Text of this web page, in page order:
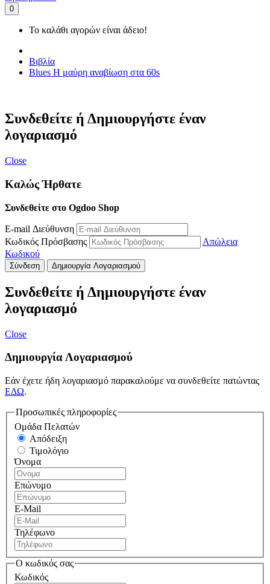
0
Το καλάθι αγορών είναι άδειο!
Βιβλία
Blues Η μαύρη αναβίωση στα 60s
Συνδεθείτε ή Δημιουργήστε έναν
λογαριασμό
Close
Καλώς Ήρθατε
Συνδεθείτε στο Ogdoo Shop
E-mail Διεύθυνση
Κωδικός Πρόσβασης
Απώλεια
Κωδικού
Σύνδεση Δημιουργία Λογαριασμού
Συνδεθείτε ή Δημιουργήστε έναν
λογαριασμό
Close
Δημιουργία Λογαριασμού
Εάν έχετε ήδη λογαριασμό παρακαλούμε να συνδεθείτε πατώντας
ΕΔΩ.
Προσωπικές πληροφορίες
Ομάδα Πελατών
Απόδειξη
Τιμολόγιο
Όνομα
Επώνυμο
E-Mail
Τηλέφωνο
Ο κωδικός σας
Κωδικός